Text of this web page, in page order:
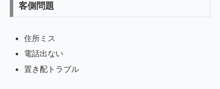
客側問題
住所ミス
電話出ない
置き配トラブル